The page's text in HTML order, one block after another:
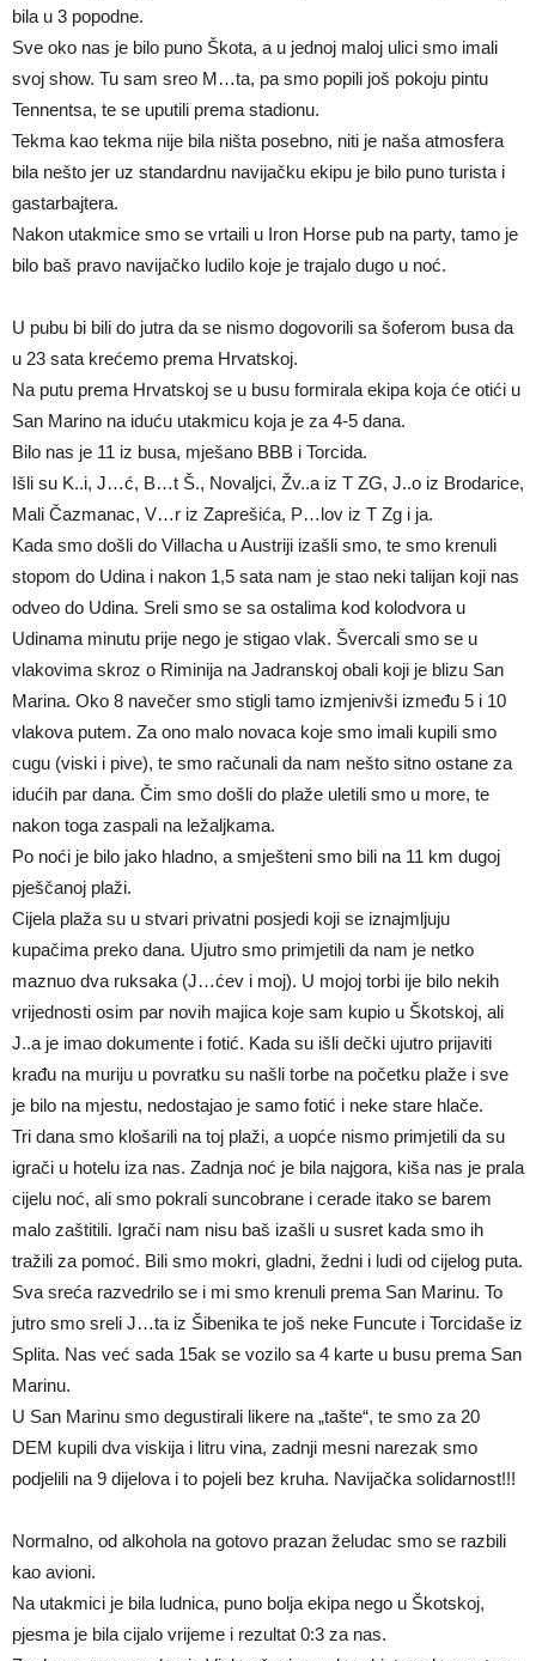
bila u 3 popodne.
Sve oko nas je bilo puno Škota, a u jednoj maloj ulici smo imali
svoj show. Tu sam sreo M…ta, pa smo popili još pokoju pintu
Tennentsa, te se uputili prema stadionu.
Tekma kao tekma nije bila ništa posebno, niti je naša atmosfera
bila nešto jer uz standardnu navijačku ekipu je bilo puno turista i
gastarbajtera.
Nakon utakmice smo se vrtaili u Iron Horse pub na party, tamo je
bilo baš pravo navijačko ludilo koje je trajalo dugo u noć.
U pubu bi bili do jutra da se nismo dogovorili sa šoferom busa da
u 23 sata krećemo prema Hrvatskoj.
Na putu prema Hrvatskoj se u busu formirala ekipa koja će otići u
San Marino na iduću utakmicu koja je za 4-5 dana.
Bilo nas je 11 iz busa, mješano BBB i Torcida.
Išli su K..i, J…ć, B…t Š., Novaljci, Žv..a iz T ZG, J..o iz Brodarice,
Mali Čazmanac, V…r iz Zaprešića, P…lov iz T Zg i ja.
Kada smo došli do Villacha u Austriji izašli smo, te smo krenuli
stopom do Udina i nakon 1,5 sata nam je stao neki talijan koji nas
odveo do Udina. Sreli smo se sa ostalima kod kolodvora u
Udinama minutu prije nego je stigao vlak. Švercali smo se u
vlakovima skroz o Riminija na Jadranskoj obali koji je blizu San
Marina. Oko 8 navečer smo stigli tamo izmjenivši između 5 i 10
vlakova putem. Za ono malo novaca koje smo imali kupili smo
cugu (viski i pive), te smo računali da nam nešto sitno ostane za
idućih par dana. Čim smo došli do plaže uletili smo u more, te
nakon toga zaspali na ležaljkama.
Po noći je bilo jako hladno, a smješteni smo bili na 11 km dugoj
pješčanoj plaži.
Cijela plaža su u stvari privatni posjedi koji se iznajmljuju
kupačima preko dana. Ujutro smo primjetili da nam je netko
maznuo dva ruksaka (J…ćev i moj). U mojoj torbi ije bilo nekih
vrijednosti osim par novih majica koje sam kupio u Škotskoj, ali
J..a je imao dokumente i fotić. Kada su išli dečki ujutro prijaviti
krađu na muriju u povratku su našli torbe na početku plaže i sve
je bilo na mjestu, nedostajao je samo fotić i neke stare hlače.
Tri dana smo klošarili na toj plaži, a uopće nismo primjetili da su
igrači u hotelu iza nas. Zadnja noć je bila najgora, kiša nas je prala
cijelu noć, ali smo pokrali suncobrane i cerade itako se barem
malo zaštitili. Igrači nam nisu baš izašli u susret kada smo ih
tražili za pomoć. Bili smo mokri, gladni, žedni i ludi od cijelog puta.
Sva sreća razvedrilo se i mi smo krenuli prema San Marinu. To
jutro smo sreli J…ta iz Šibenika te još neke Funcute i Torcidaše iz
Splita. Nas već sada 15ak se vozilo sa 4 karte u busu prema San
Marinu.
U San Marinu smo degustirali likere na „tašte“, te smo za 20
DEM kupili dva viskija i litru vina, zadnji mesni narezak smo
podjelili na 9 dijelova i to pojeli bez kruha. Navijačka solidarnost!!!
Normalno, od alkohola na gotovo prazan želudac smo se razbili
kao avioni.
Na utakmici je bila ludnica, puno bolja ekipa nego u Škotskoj,
pjesma je bila cijalo vrijeme i rezultat 0:3 za nas.